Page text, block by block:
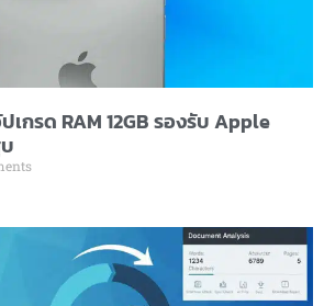
เกรด RAM 12GB รองรับ Apple